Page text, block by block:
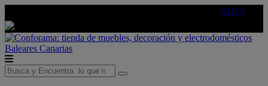
AQUÍ
Baleares Canarias